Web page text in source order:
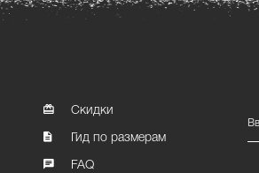
Скидки
Гид по размерам
FAQ